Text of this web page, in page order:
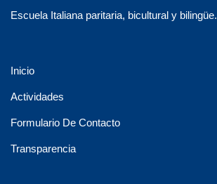
Escuela Italiana paritaria, bicultural y bilingüe.
Inicio
Actividades
Formulario De Contacto
Transparencia